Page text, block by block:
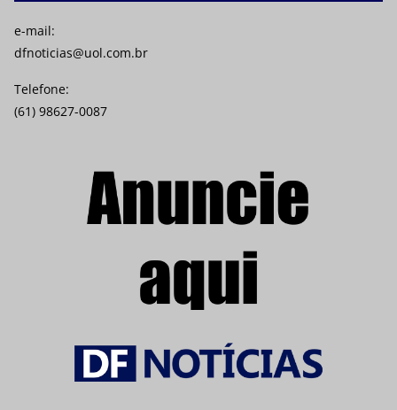
e-mail:
dfnoticias@uol.com.br
Telefone:
(61) 98627-0087